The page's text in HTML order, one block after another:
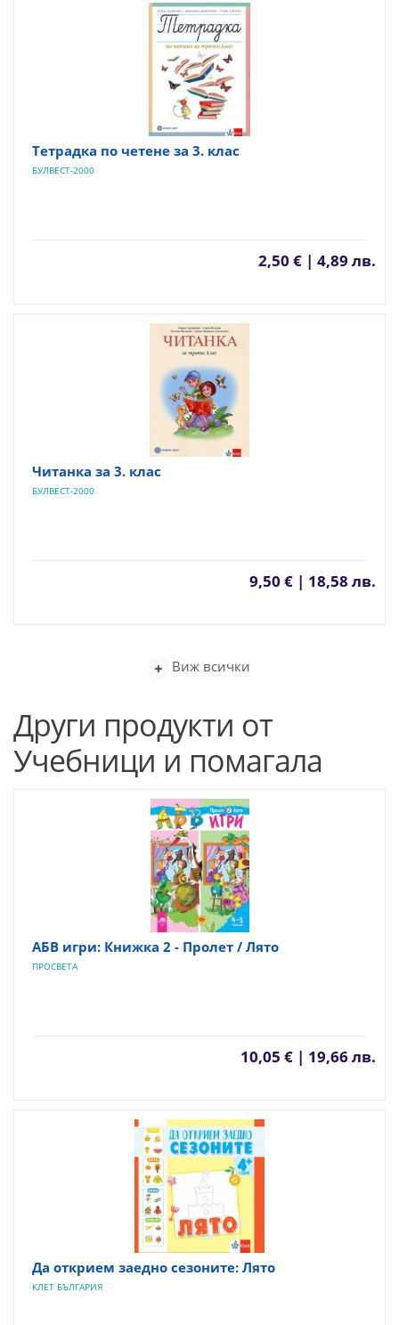
Тетрадка по четене за 3. клас
БУЛВЕСТ-2000
2,50 € | 4,89 лв.
Читанка за 3. клас
БУЛВЕСТ-2000
9,50 € | 18,58 лв.
Виж всички
Други продукти от
Учебници и помагала
АБВ игри: Книжка 2 - Пролет / Лято
ПРОСВЕТА
10,05 € | 19,66 лв.
Да открием заедно сезоните: Лято
КЛЕТ БЪЛГАРИЯ